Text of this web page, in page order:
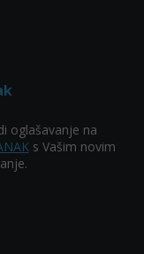
oglašavanje na
s Vašim novim